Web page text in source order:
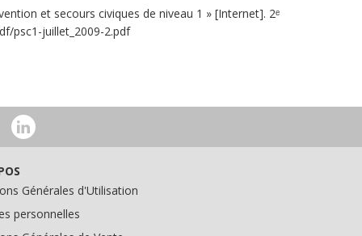
et secours civiques de niveau 1 » [Internet]. 2ᵉ
psc1-juillet_2009-2.pdf
Générales d'Utilisation
personnelles